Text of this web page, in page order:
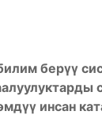
берүү
инсан